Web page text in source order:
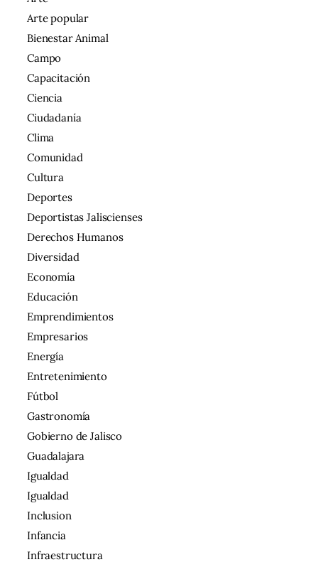
Arte popular
Bienestar Animal
Campo
Capacitación
Ciencia
Ciudadanía
Clima
Comunidad
Cultura
Deportes
Deportistas Jaliscienses
Derechos Humanos
Diversidad
Economía
Educación
Emprendimientos
Empresarios
Energía
Entretenimiento
Fútbol
Gastronomía
Gobierno de Jalisco
Guadalajara
Igualdad
Igualdad
Inclusion
Infancia
Infraestructura